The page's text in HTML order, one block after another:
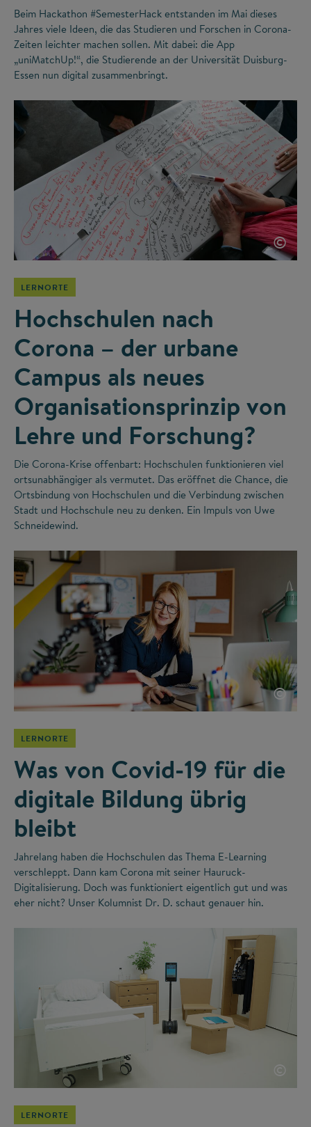
Beim Hackathon #SemesterHack entstanden im Mai dieses
Jahres viele Ideen, die das Studieren und Forschen in Corona-
Zeiten leichter machen sollen. Mit dabei: die App
„uniMatchUp!“, die Studierende an der Universität Duisburg-
Essen nun digital zusammenbringt.
©
LERNORTE
Hochschulen nach
Corona – der urbane
Campus als neues
Organisationsprinzip von
Lehre und Forschung?
Die Corona-Krise offenbart: Hochschulen funktionieren viel
ortsunabhängiger als vermutet. Das eröffnet die Chance, die
Ortsbindung von Hochschulen und die Verbindung zwischen
Stadt und Hochschule neu zu denken. Ein Impuls von Uwe
Schneidewind.
©
LERNORTE
Was von Covid-19 für die
digitale Bildung übrig
bleibt
Jahrelang haben die Hochschulen das Thema E-Learning
verschleppt. Dann kam Corona mit seiner Hauruck-
Digitalisierung. Doch was funktioniert eigentlich gut und was
eher nicht? Unser Kolumnist Dr. D. schaut genauer hin.
©
LERNORTE